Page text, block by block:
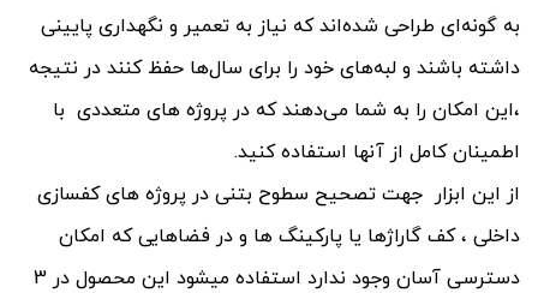
به گونه‌ای طراحی شده‌اند که نیاز به تعمیر و نگهداری پایینی
داشته باشند و لبه‌های خود را برای سال‌ها حفظ کنند در نتیجه
،این امکان را به شما می‌دهند که در پروژه های متعددی با
اطمینان کامل از آنها استفاده کنید.
از این ابزار جهت تصحیح سطوح بتنی در پروژه های کفسازی
داخلی ، کف گاراژها یا پارکینگ ها و در فضاهایی که امکان
دسترسی آسان وجود ندارد استفاده میشود این محصول در 3